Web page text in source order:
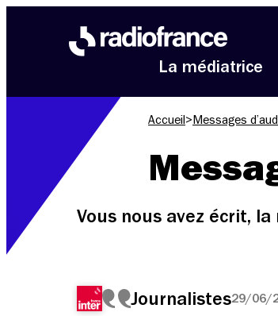
La médiatrice
Accueil > Messages
Vous nous avez écrit,
Journalistes29/06/